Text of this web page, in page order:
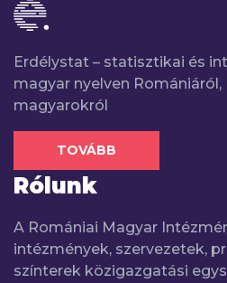
Erdélystat – statisztikai és
magyar nyelven Romániáról,
magyarokról
TOVÁBB
Rólunk
A Romániai Magyar
intézmények, szervezetek,
színterek közigazgatási